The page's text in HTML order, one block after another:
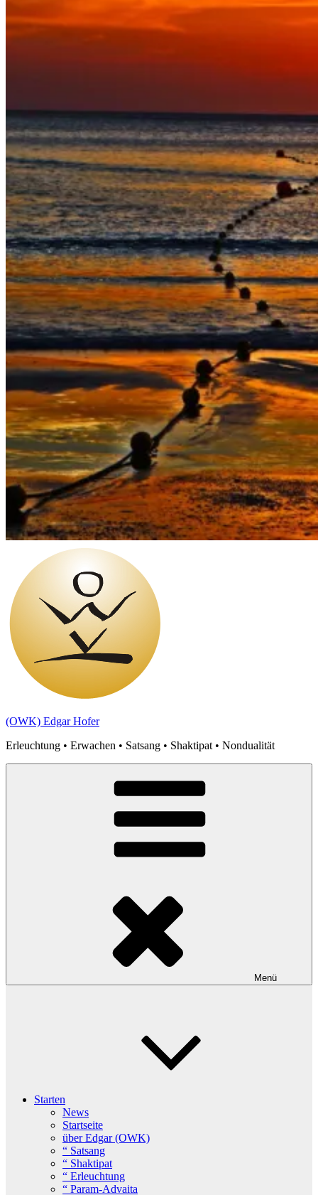
(OWK) Edgar Hofer
Erleuchtung • Erwachen • Satsang • Shaktipat • Nondualität
Menü
Starten
News
Startseite
über Edgar (OWK)
“ Satsang
“ Shaktipat
“ Erleuchtung
“ Param-Advaita